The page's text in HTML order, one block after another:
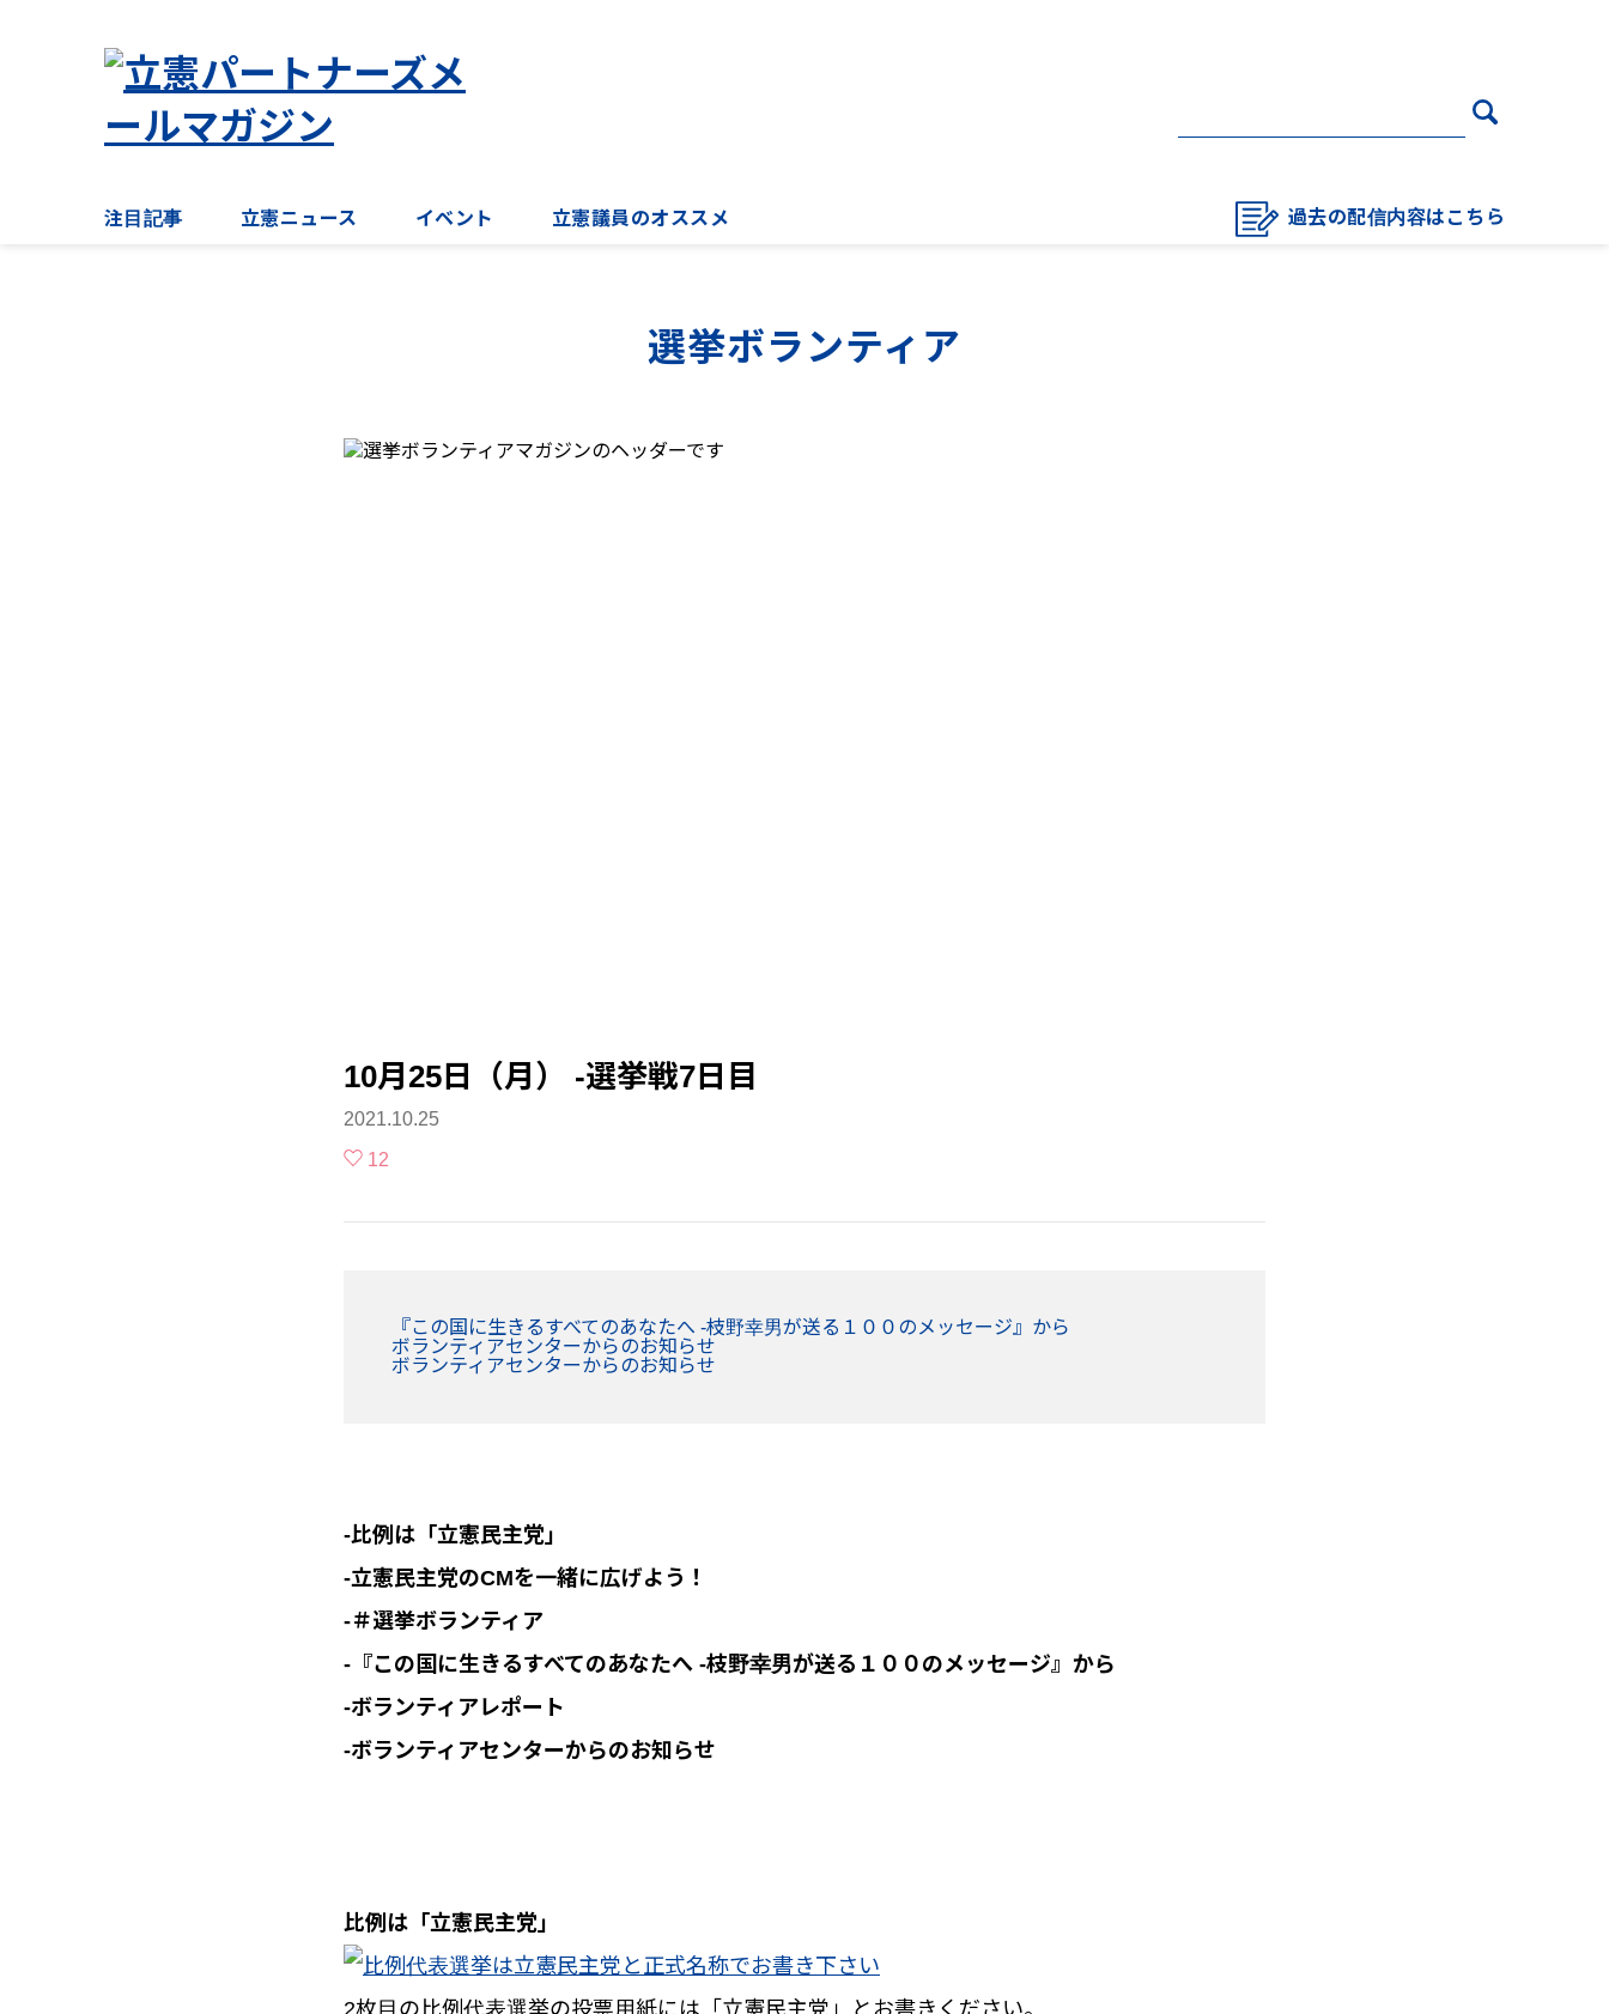
注目記事 立憲ニュース イベント 立憲議員のオススメ 過去の配信内容はこちら
選挙ボランティア
10月25日（月） -選挙戦7日目
2021.10.25
12
『この国に生きるすべてのあなたへ -枝野幸男が送る１００のメッセージ』から
ボランティアセンターからのお知らせ
ボランティアセンターからのお知らせ
-比例は「立憲民主党」
-立憲民主党のCMを一緒に広げよう！
-＃選挙ボランティア
-『この国に生きるすべてのあなたへ -枝野幸男が送る１００のメッセージ』から
-ボランティアレポート
-ボランティアセンターからのお知らせ
比例は「立憲民主党」